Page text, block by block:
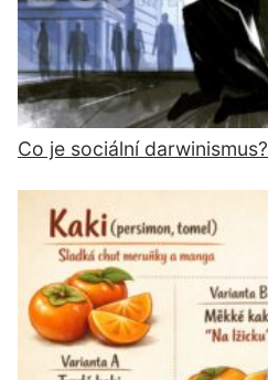
Co je sociální darwinismus?